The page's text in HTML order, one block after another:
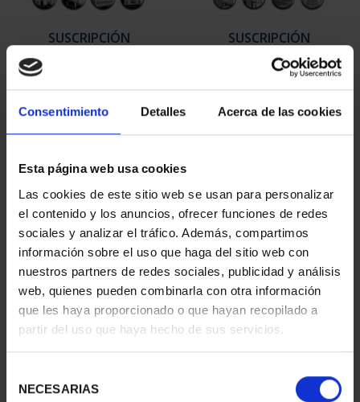
Consentimiento Detalles Acerca de las cookies
Esta página web usa cookies
Las cookies de este sitio web se usan para personalizar
el contenido y los anuncios, ofrecer funciones de redes
sociales y analizar el tráfico. Además, compartimos
información sobre el uso que haga del sitio web con
nuestros partners de redes sociales, publicidad y análisis
web, quienes pueden combinarla con otra información
que les haya proporcionado o que hayan recopilado a
partir del uso que haya hecho de sus servicios.
NECESARIAS
SUSCRIPCIÓN
949,00 €
Sólo para usuarios
registrados
SUSCRIPCIÓN
CAPITALES DE
PROVINCIA 2
949,00 €
Sólo para usuarios
registrados
SUSCRIPCIÓN
CAPITALES DE
949,00 €
SUSCRIPCIÓN
CAPITALES DE
949,00 €